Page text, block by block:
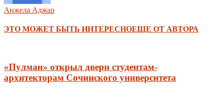
Анжела Аджар
ЭТО МОЖЕТ БЫТЬ ИНТЕРЕСНОЕЩЕ ОТ АВТОРА
«Пулман» открыл двери студентам-
архитекторам Сочинского университета